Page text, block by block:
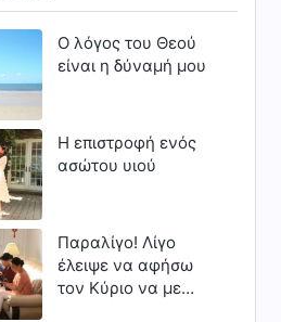
Ο λόγος του Θεού
είναι η δύναμή μου
Η επιστροφή ενός
ασώτου υιού
Παραλίγο! Λίγο
έλειψε να αφήσω
τον Κύριο να με